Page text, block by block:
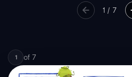
1 / 7
1 of 7